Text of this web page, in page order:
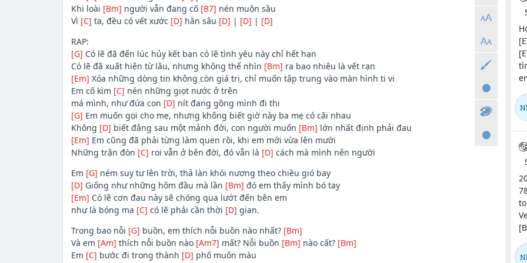
Khi loài [Bm] người vẫn đang cố [B7] nén muộn sầu
Vì [C] ta, đều có vết xước [D] hằn sâu [D] | [D] | [D]
RAP:
[G] Có lẽ đã đến lúc hủy kết bạn có lẽ tình yêu này chỉ hết hạn
Có lẽ đã xuất hiện từ lâu, nhưng không thể nhìn [Bm] ra bao nhiêu là vết rạn
[Em] Xóa những dòng tin không còn giá trị, chỉ muốn tập trung vào màn hình ti vi
Em cố kìm [C] nén những giọt nước ở trên
má mình, như đứa con [D] nít đang gồng mình đi thi
[G] Em muốn gọi cho mẹ, nhưng không biết giờ này ba mẹ có cãi nhau
Không [D] biết đằng sau một mảnh đời, con người muốn [Bm] lớn nhất định phải đau
[Em] Em cũng đã phải từng làm quen rồi, khi em mới vừa lên mười
Những trận đòn [C] roi vẫn ở bên đời, đó vẫn là [D] cách mà mình nên người
Em [G] ném suy tư lên trời, thả làn khói nương theo chiều gió bay
[D] Giống như những hôm đầu mà lần [Bm] đó em thấy mình bó tay
[Em] Có lẽ cơn đau này sẽ chóng qua lướt đến bên em
như là bóng ma [C] có lẽ phải cần thời [D] gian.
Trong bao nỗi [G] buồn, em thích nỗi buồn nào nhất? [Bm]
Và em [Am] thích nỗi buồn nào [Am7] mất? Nỗi buồn [Bm] nào cất? [Bm]
Em [C] bước đi trong thành [D] phố muôn màu